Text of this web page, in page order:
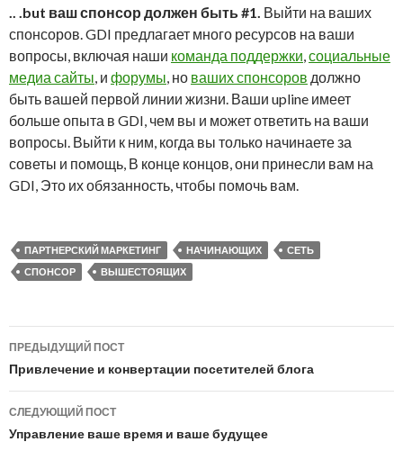
.. .but ваш спонсор должен быть #1. Выйти на ваших
спонсоров. GDI предлагает много ресурсов на ваши
вопросы, включая наши команда поддержки,социальные
медиа сайты, и форумы, но ваших спонсоров должно
быть вашей первой линии жизни. Ваши upline имеет
больше опыта в GDI, чем вы и может ответить на ваши
вопросы. Выйти к ним, когда вы только начинаете за
советы и помощь, В конце концов, они принесли вам на
GDI, Это их обязанность, чтобы помочь вам.
ПАРТНЕРСКИЙ МАРКЕТИНГ НАЧИНАЮЩИХ
СЕТЬ
СПОНСОР
ВЫШЕСТОЯЩИХ
Навигация
по
публикациям
ПРЕДЫДУЩИЙ ПОСТ
Привлечение и конвертации посетителей блога
СЛЕДУЮЩИЙ ПОСТ
Управление ваше время и ваше будущее